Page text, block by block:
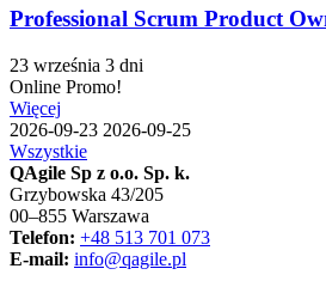
Professional Scrum Product
23 września 3 dni
Online Promo!
Więcej
2026-09-23 2026-09-25
Wszystkie
QAgile Sp z o.o. Sp. k.
Grzybowska 43/205
00–855 Warszawa
Telefon: +48 513 701 073
E-mail: info@qagile.pl